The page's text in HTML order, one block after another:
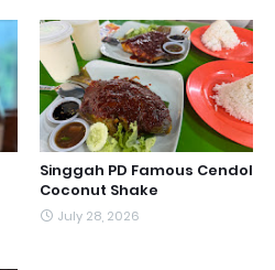
Singgah PD Famous Cendol
Coconut Shake
July 28, 2026